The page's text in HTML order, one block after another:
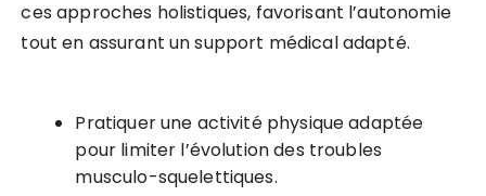
ces approches holistiques, favorisant l’autonomie
tout en assurant un support médical adapté.
Pratiquer une activité physique adaptée
pour limiter l’évolution des troubles
musculo-squelettiques.